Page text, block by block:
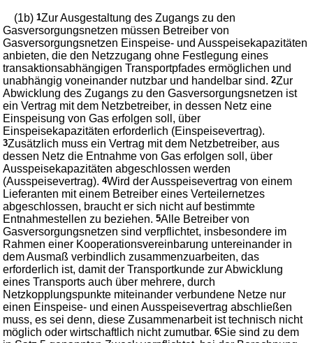
(1b)1Zur Ausgestaltung des Zugangs zu den
Gasversorgungsnetzen müssen Betreiber von
Gasversorgungsnetzen Einspeise- und Ausspeisekapazitäten
anbieten, die den Netzzugang ohne Festlegung eines
transaktionsabhängigen Transportpfades ermöglichen und
unabhängig voneinander nutzbar und handelbar sind.2Zur
Abwicklung des Zugangs zu den Gasversorgungsnetzen ist
ein Vertrag mit dem Netzbetreiber, in dessen Netz eine
Einspeisung von Gas erfolgen soll, über
Einspeisekapazitäten erforderlich (Einspeisevertrag).
3Zusätzlich muss ein Vertrag mit dem Netzbetreiber, aus
dessen Netz die Entnahme von Gas erfolgen soll, über
Ausspeisekapazitäten abgeschlossen werden
(Ausspeisevertrag).4Wird der Ausspeisevertrag von einem
Lieferanten mit einem Betreiber eines Verteilernetzes
abgeschlossen, braucht er sich nicht auf bestimmte
Entnahmestellen zu beziehen.5Alle Betreiber von
Gasversorgungsnetzen sind verpflichtet, insbesondere im
Rahmen einer Kooperationsvereinbarung untereinander in
dem Ausmaß verbindlich zusammenzuarbeiten, das
erforderlich ist, damit der Transportkunde zur Abwicklung
eines Transports auch über mehrere, durch
Netzkopplungspunkte miteinander verbundene Netze nur
einen Einspeise- und einen Ausspeisevertrag abschließen
muss, es sei denn, diese Zusammenarbeit ist technisch nicht
möglich oder wirtschaftlich nicht zumutbar.6Sie sind zu dem